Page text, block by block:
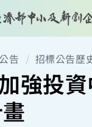
告 招標公告歷
強投